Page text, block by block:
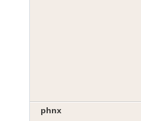
phnx